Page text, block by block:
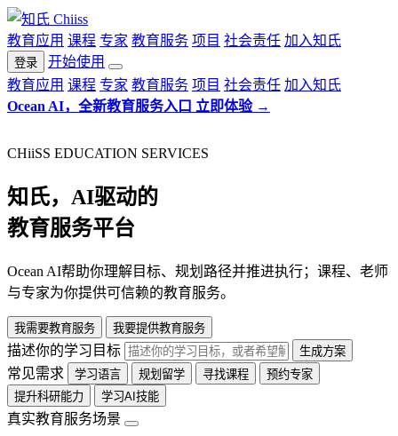
教育应用 课程 专家 教育服务 项目 社会责任 加入知氏
登录
开始使用
教育应用 课程 专家 教育服务 项目 社会责任 加入知氏
Ocean AI，全新教育服务入口 立即体验 →
CHiiSS EDUCATION SERVICES
知氏，AI驱动的
教育服务平台
Ocean AI帮助你理解目标、规划路径并推进执行；课程、老师
与专家为你提供可信赖的教育服务。
我需要教育服务 我要提供教育服务
描述你的学习目标 生成方案
常见需求 学习语言 规划留学 寻找课程
预约专家
提升科研能力
学习AI技能
真实教育服务场景